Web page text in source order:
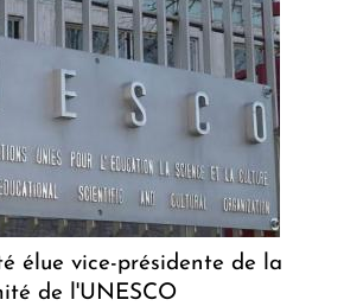
élue vice-présidente de la
de l'UNESCO